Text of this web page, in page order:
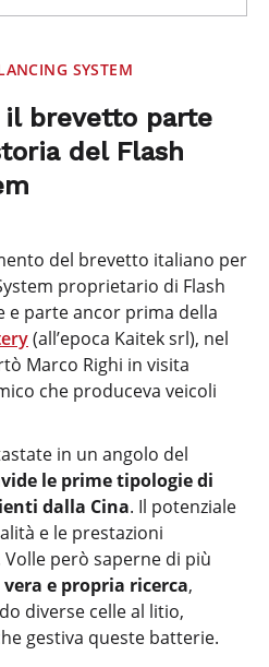
SYSTEM
il brevetto parte
del Flash
del brevetto italiano per
proprietario di Flash
e parte ancor prima della
(all’epoca Kaitek srl), nel
Marco Righi in visita
che produceva veicoli
in un angolo del
le prime tipologie di
dalla Cina. Il potenziale
e le prestazioni
però saperne di più
e propria ricerca,
diverse celle al litio,
gestiva queste batterie.